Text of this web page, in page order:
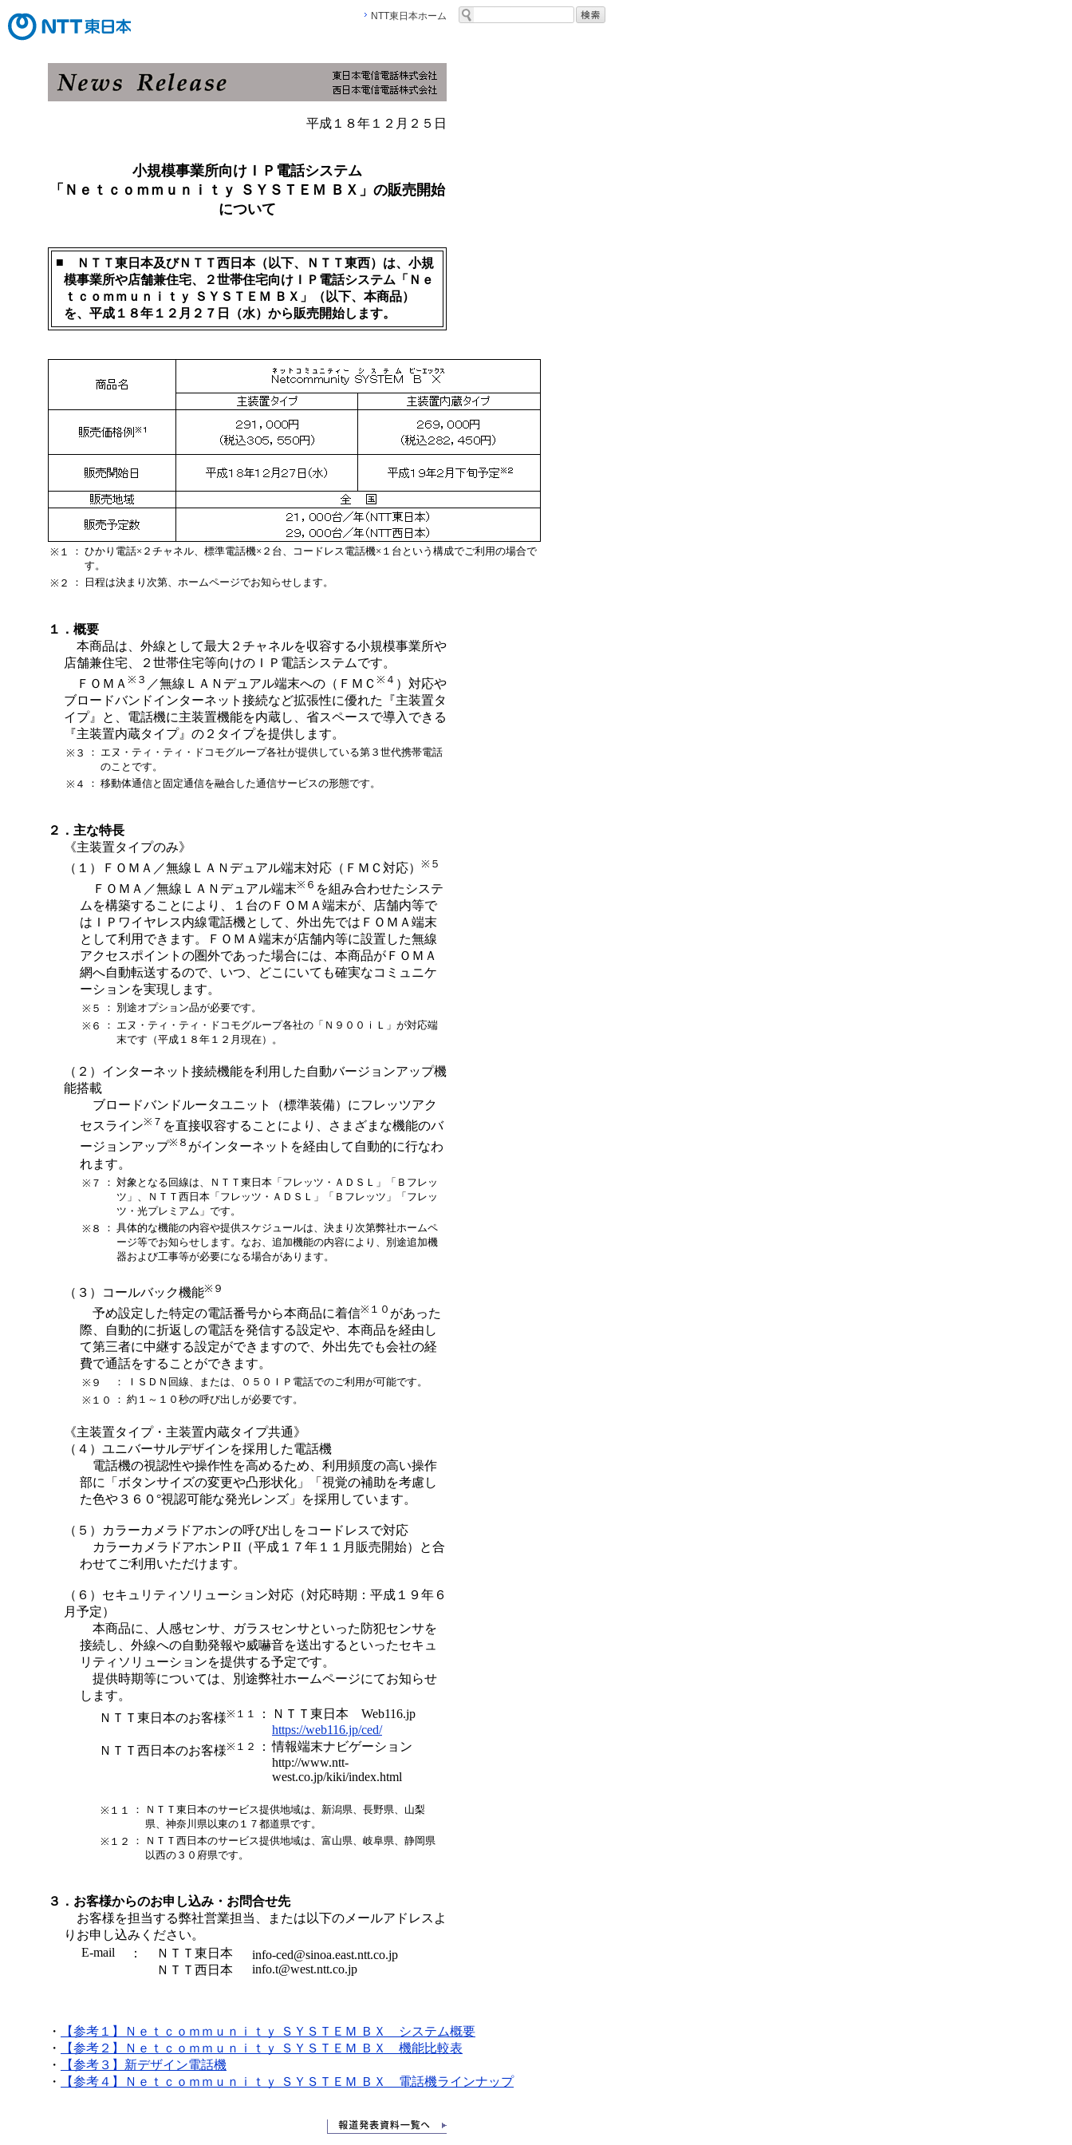
NTT東日本ホーム
平成１８年１２月２５日
小規模事業所向けＩＰ電話システム
「Ｎｅｔｃｏｍｍｕｎｉｔｙ ＳＹＳＴＥＭ ＢＸ」の販売開始
について
■ ＮＴＴ東日本及びＮＴＴ西日本（以下、ＮＴＴ東西）は、小規
模事業所や店舗兼住宅、２世帯住宅向けＩＰ電話システム「Ｎｅ
ｔｃｏｍｍｕｎｉｔｙ ＳＹＳＴＥＭ ＢＸ」（以下、本商品）
を、平成１８年１２月２７日（水）から販売開始します。
※１ ： ひかり電話×２チャネル、標準電話機×２台、コードレス電話機×１台という構成でご利用の場合で
す。
※２
： 日程は決まり次第、ホームページでお知らせします。
１．概要
本商品は、外線として最大２チャネルを収容する小規模事業所や
店舗兼住宅、２世帯住宅等向けのＩＰ電話システムです。
ＦＯＭＡ ※３ ／無線ＬＡＮデュアル端末への（ＦＭＣ ※４ ）対応や
ブロードバンドインターネット接続など拡張性に優れた『主装置タ
イプ』と、電話機に主装置機能を内蔵し、省スペースで導入できる
『主装置内蔵タイプ』の２タイプを提供します。
※３ ： エヌ・ティ・ティ・ドコモグループ各社が提供している第３世代携帯電話
のことです。
※４
： 移動体通信と固定通信を融合した通信サービスの形態です。
２．主な特長
《主装置タイプのみ》
（１）ＦＯＭＡ／無線ＬＡＮデュアル端末対応（ＦＭＣ対応） ※５
ＦＯＭＡ／無線ＬＡＮデュアル端末※６ を組み合わせたシステ
ムを構築することにより、１台のＦＯＭＡ端末が、店舗内等で
はＩＰワイヤレス内線電話機として、外出先ではＦＯＭＡ端末
として利用できます。ＦＯＭＡ端末が店舗内等に設置した無線
アクセスポイントの圏外であった場合には、本商品がＦＯＭＡ
網へ自動転送するので、いつ、どこにいても確実なコミュニケ
ーションを実現します。
※５ ： 別途オプション品が必要です。
※６
： エヌ・ティ・ティ・ドコモグループ各社の「Ｎ９００ｉＬ」が対応端
末です（平成１８年１２月現在）。
（２）インターネット接続機能を利用した自動バージョンアップ機
能搭載
ブロードバンドルータユニット（標準装備）にフレッツアク
セスライン※７ を直接収容することにより、さまざまな機能のバ
ージョンアップ※８ がインターネットを経由して自動的に行なわ
れます。
※７ ： 対象となる回線は、ＮＴＴ東日本「フレッツ・ＡＤＳＬ」「Ｂフレッ
ツ」、ＮＴＴ西日本「フレッツ・ＡＤＳＬ」「Ｂフレッツ」「フレッ
ツ・光プレミアム」です。
※８
： 具体的な機能の内容や提供スケジュールは、決まり次第弊社ホームペ
ージ等でお知らせします。なお、追加機能の内容により、別途追加機
器および工事等が必要になる場合があります。
（３）コールバック機能※９
予め設定した特定の電話番号から本商品に着信※１０ があった
際、自動的に折返しの電話を発信する設定や、本商品を経由し
て第三者に中継する設定ができますので、外出先でも会社の経
費で通話をすることができます。
※９ ：
ＩＳＤＮ回線、または、０５０ＩＰ電話でのご利用が可能です。
※１０
： 約１～１０秒の呼び出しが必要です。
《主装置タイプ・主装置内蔵タイプ共通》
（４）ユニバーサルデザインを採用した電話機
電話機の視認性や操作性を高めるため、利用頻度の高い操作
部に「ボタンサイズの変更や凸形状化」「視覚の補助を考慮し
た色や３６０°視認可能な発光レンズ」を採用しています。
（５）カラーカメラドアホンの呼び出しをコードレスで対応
カラーカメラドアホンＰII（平成１７年１１月販売開始）と合
わせてご利用いただけます。
（６）セキュリティソリューション対応（対応時期：平成１９年６
月予定）
本商品に、人感センサ、ガラスセンサといった防犯センサを
接続し、外線への自動発報や威嚇音を送出するといったセキュ
リティソリューションを提供する予定です。
提供時期等については、別途弊社ホームページにてお知らせ
します。
ＮＴＴ東日本のお客様※１１ ：
ＮＴＴ東日本 Web116.jp
https://web116.jp/ced/
ＮＴＴ西日本のお客様※１２ ： 情報端末ナビゲーション
http://www.ntt-
west.co.jp/kiki/index.html
※１１ ：
ＮＴＴ東日本のサービス提供地域は、新潟県、長野県、山梨
県、神奈川県以東の１７都道県です。
※１２
：
ＮＴＴ西日本のサービス提供地域は、富山県、岐阜県、静岡県
以西の３０府県です。
３．お客様からのお申し込み・お問合せ先
お客様を担当する弊社営業担当、または以下のメールアドレスよ
りお申し込みください。
E-mail
：
ＮＴＴ東日本
ＮＴＴ西日本
info-ced@sinoa.east.ntt.co.jp
info.t@west.ntt.co.jp
・
【参考１】Ｎｅｔｃｏｍｍｕｎｉｔｙ ＳＹＳＴＥＭ ＢＸ システム概要
・
【参考２】Ｎｅｔｃｏｍｍｕｎｉｔｙ ＳＹＳＴＥＭ ＢＸ 機能比較表
・
【参考３】新デザイン電話機
・
【参考４】Ｎｅｔｃｏｍｍｕｎｉｔｙ ＳＹＳＴＥＭ ＢＸ 電話機ラインナップ